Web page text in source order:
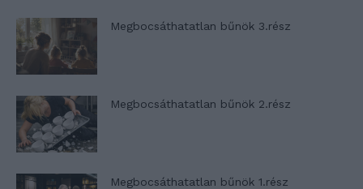
Megbocsáthatatlan bűnök 3.rész
Megbocsáthatatlan bűnök 2.rész
Megbocsáthatatlan bűnök 1.rész